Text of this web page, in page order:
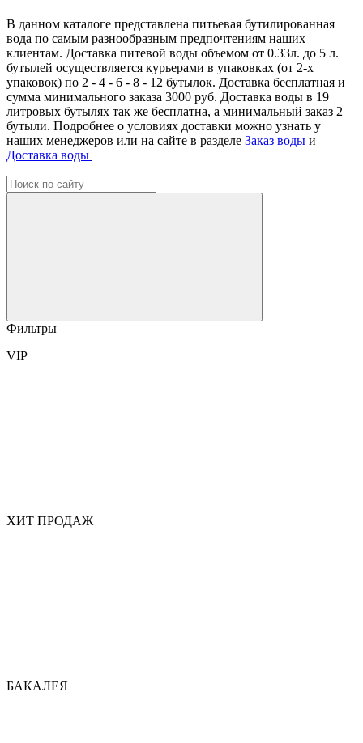
В данном каталоге представлена питьевая бутилированная
вода по самым разнообразным предпочтениям наших
клиентам. Доставка питевой воды объемом от 0.33л. до 5 л.
бутылей осуществляется курьерами в упаковках (от 2-х
упаковок) по 2 - 4 - 6 - 8 - 12 бутылок. Доставка бесплатная и
сумма минимального заказа 3000 руб. Доставка воды в 19
литровых бутылях так же бесплатна, а минимальный заказ 2
бутыли. Подробнее о условиях доставки можно узнать у
наших менеджеров или на сайте в разделе Заказ воды и
Доставка воды
Фильтры
VIP
ХИТ ПРОДАЖ
БАКАЛЕЯ